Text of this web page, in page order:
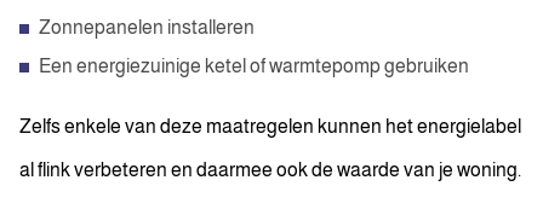
Zonnepanelen installeren
Een energiezuinige ketel of warmtepomp gebruiken
Zelfs enkele van deze maatregelen kunnen het energielabel
al flink verbeteren en daarmee ook de waarde van je woning.